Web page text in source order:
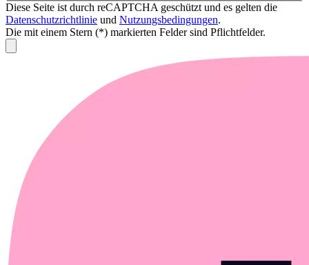
Diese Seite ist durch reCAPTCHA geschützt und es gelten die
Datenschutzrichtlinie und Nutzungsbedingungen.
Die mit einem Stern (*) markierten Felder sind Pflichtfelder.